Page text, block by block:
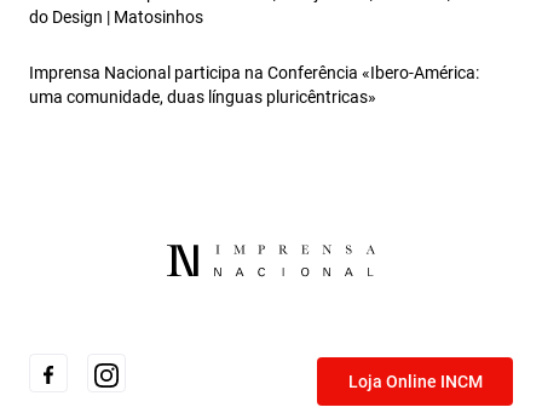
do Design | Matosinhos
Imprensa Nacional participa na Conferência «Ibero-América:
uma comunidade, duas línguas pluricêntricas»
Loja Online INCM